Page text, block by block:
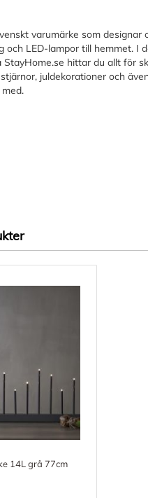
varumärke som designar
och LED-lampor till hemmet. I
StayHome.se hittar du allt för
juldekorationer och
14L grå 77cm